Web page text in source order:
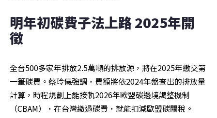
明年初碳費子法上路 2025年開
徵
全台500多家年排放2.5萬噸的排放源，將在2025年繳交第
一筆碳費。蔡玲儀強調，費額將依2024年盤查出的排放量
計算，時程規劃上能接軌2026年歐盟碳邊境調整機制
（CBAM），在台灣繳過碳費，就能扣減歐盟碳關稅。